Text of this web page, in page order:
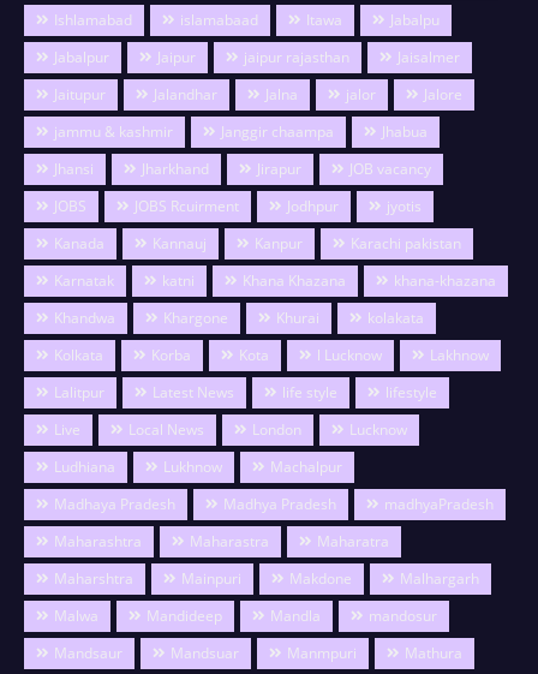
Ishlamabad
islamabaad Itawa
Jabalpu
Jabalpur
Jaipur jaipur rajasthan
Jaisalmer
Jaitupur
Jalandhar Jalna jalor
Jalore
jammu & kashmir
Janggir chaampa
Jhabua
Jhansi
Jharkhand Jirapur
JOB vacancy
JOBS
JOBS Rcuirment Jodhpur
jyotis
Kanada
Kannauj Kanpur
Karachi pakistan
Karnatak
katni Khana Khazana
khana-khazana
Khandwa
Khargone Khurai
kolakata
Kolkata
Korba Kota l Lucknow
Lakhnow
Lalitpur
Latest News life style
lifestyle
Live
Local News London
Lucknow
Ludhiana
Lukhnow
Machalpur
Madhaya Pradesh
Madhya Pradesh
madhyaPradesh
Maharashtra
Maharastra
Maharatra
Maharshtra
Mainpuri Makdone
Malhargarh
Malwa
Mandideep Mandla
mandosur
Mandsaur
Mandsuar Manmpuri
Mathura